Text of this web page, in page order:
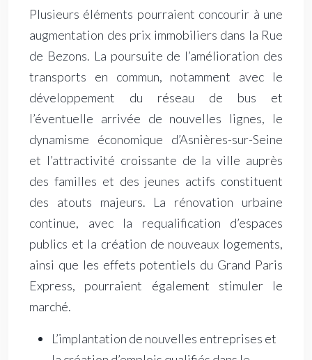
Plusieurs éléments pourraient concourir à une
augmentation des prix immobiliers dans la Rue
de Bezons. La poursuite de l’amélioration des
transports en commun, notamment avec le
développement du réseau de bus et
l’éventuelle arrivée de nouvelles lignes, le
dynamisme économique d’Asnières-sur-Seine
et l’attractivité croissante de la ville auprès
des familles et des jeunes actifs constituent
des atouts majeurs. La rénovation urbaine
continue, avec la requalification d’espaces
publics et la création de nouveaux logements,
ainsi que les effets potentiels du Grand Paris
Express, pourraient également stimuler le
marché.
L’implantation de nouvelles entreprises et